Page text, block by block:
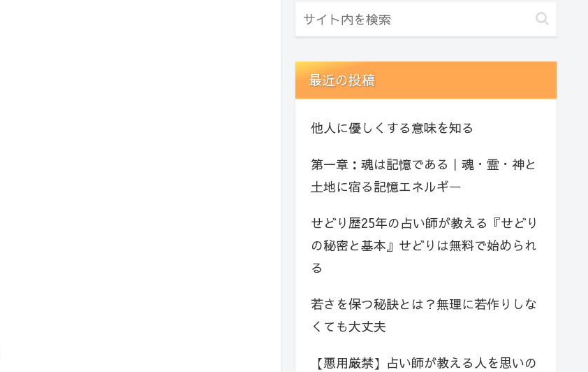
最近の投稿
他人に優しくする意味を知る
第一章：魂は記憶である｜魂・霊・神と
土地に宿る記憶エネルギー
せどり歴25年の占い師が教える『せどり
の秘密と基本』せどりは無料で始められ
る
若さを保つ秘訣とは？無理に若作りしな
くても大丈夫
【悪用厳禁】占い師が教える人を思いの